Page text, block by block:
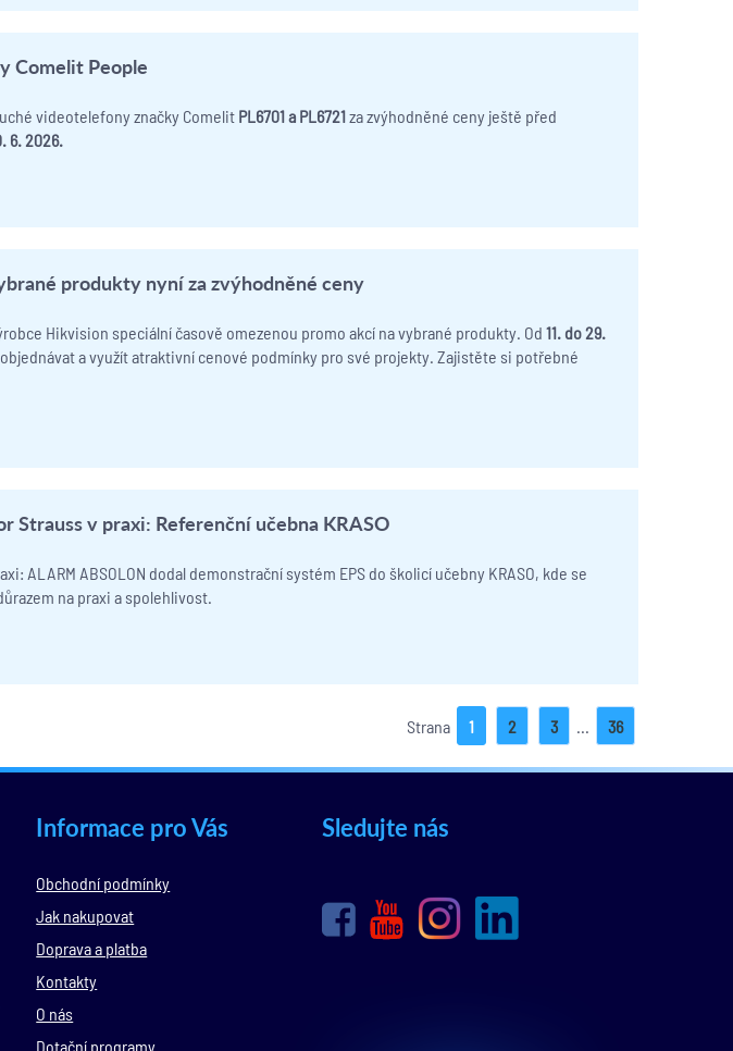
Comelit People
videotelefony značky Comelit PL6701 a PL6721za zvýhodněné ceny ještě před
6. 2026.
produkty nyní za zvýhodněné ceny
Hikvision speciální časově omezenou promo akcí na vybrané produkty. Od 11. do 29.
a využít atraktivní cenové podmínky pro své projekty. Zajistěte si potřebné
Strauss v praxi: Referenční učebna KRASO
ALARM ABSOLON dodal demonstrační systém EPS do školicí učebny KRASO, kde se
na praxi a spolehlivost.
Strana 1 2 3 ... 36
Informace pro Vás
Obchodní podmínky
Jak nakupovat
Doprava a platba
Kontakty
O nás
Dotační programy
Sledujte nás